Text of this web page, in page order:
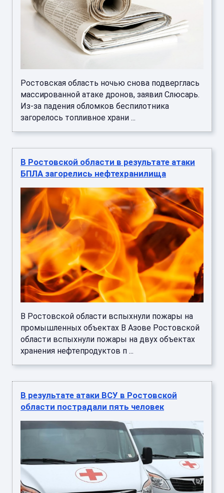
Ростовская область ночью снова подверглась
массированной атаке дронов, заявил Слюсарь.
Из-за падения обломков беспилотника
загорелось топливное храни ...
В Ростовской области в результате атаки
БПЛА загорелись нефтехранилища
В Ростовской области вспыхнули пожары на
промышленных объектах В Азове Ростовской
области вспыхнули пожары на двух объектах
хранения нефтепродуктов п ...
В результате атаки ВСУ в Ростовской
области пострадали пять человек